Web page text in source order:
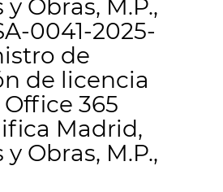
Obras, M.P.,
0041-2025-
de
de licencia
365
Madrid,
Obras, M.P.,